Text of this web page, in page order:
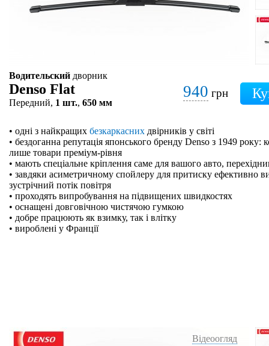
Водительский дворник
Denso Flat
Передний, 1 шт., 650 мм
940 грн
• одні з найкращих безкаркасних двірників у світі
• бездоганна репутація японського бренду Denso з 1949 року:
лише товари преміум-рівня
• мають спеціальне кріплення саме для вашого авто,
• завдяки асиметричному спойлеру для притиску ефективно
зустрічний потік повітря
• проходять випробування на підвищених швидкостях
• оснащені довговічною чистячою гумкою
• добре працюють як взимку, так і влітку
• вироблені у Франції
Відеоогляд